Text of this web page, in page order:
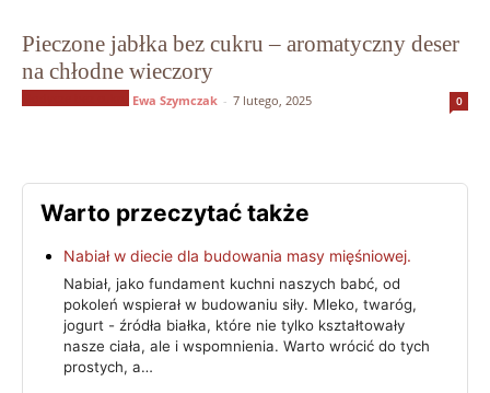
Pieczone jabłka bez cukru – aromatyczny deser
na chłodne wieczory
Ewa Szymczak - 7 lutego, 2025 0
Warto przeczytać także
Nabiał w diecie dla budowania masy mięśniowej.
Nabiał, jako fundament kuchni naszych babć, od
pokoleń wspierał w budowaniu siły. Mleko, twaróg,
jogurt - źródła białka, które nie tylko kształtowały
nasze ciała, ale i wspomnienia. Warto wrócić do tych
prostych, a…